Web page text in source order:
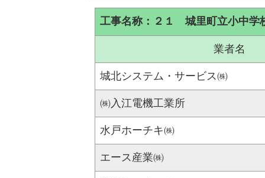
工事名称：２１ 城里町立小中学
業者名
城北システム・サービス㈱
㈱入江電機工業所
水戸ホーチキ㈱
エース産業㈱